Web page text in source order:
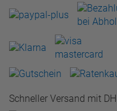
Schneller Versand mit